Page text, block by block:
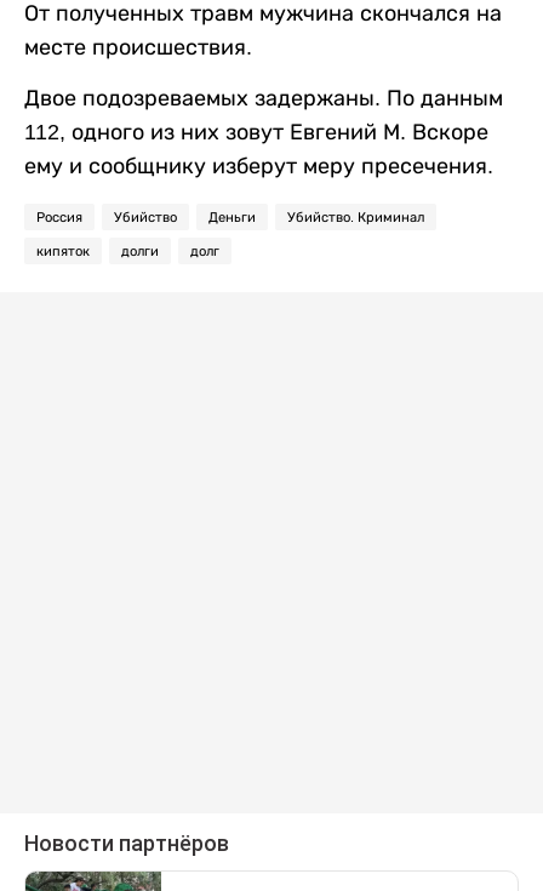
От полученных травм мужчина скончался на
месте происшествия.
Двое подозреваемых задержаны. По данным
112, одного из них зовут Евгений М. Вскоре
ему и сообщнику изберут меру пресечения.
Россия Убийство Деньги Убийство. Криминал
кипяток долги долг